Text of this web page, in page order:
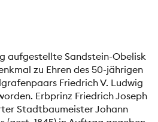
aufgestellte Sandstein-Obelisk
zu Ehren des 50-jährigen
Friedrich V. Ludwig
Erbprinz Friedrich Joseph
Stadtbaumeister Johann